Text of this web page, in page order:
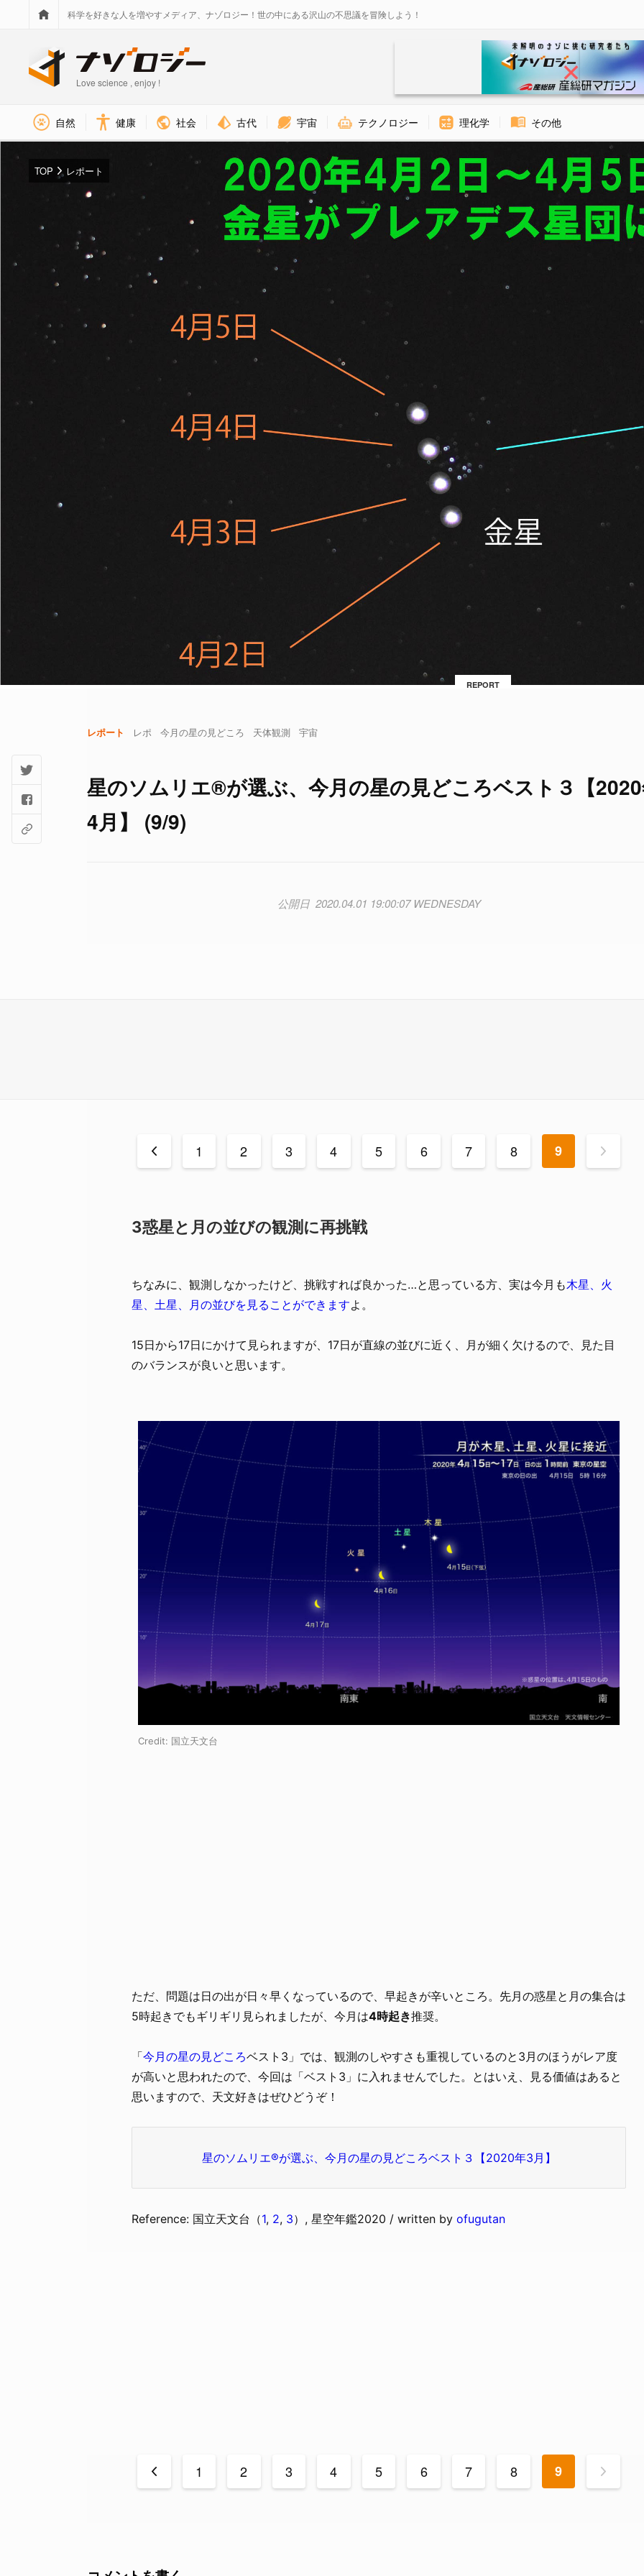
科学を好きな人を増やすメディア、ナゾロジー！世の中にある沢山の不思議を冒険しよう！
Love science , enjoy !
自然 健康 社会 古代 宇宙 テクノロジー 理化学 その他
REPORT
TOP レポート
レポート レポ 今月の星の見どころ 天体観測 宇宙
星のソムリエ®が選ぶ、今月の星の見どころベスト３【
4月】 (9/9)
2020.04.01 19:00:07 WEDNESDAY
< 1 2 3 4 5 6 7 8 9 >
3惑星と月の並びの観測に再挑戦
ちなみに、観測しなかったけど、挑戦すれば良かった…と思っている方、実は今月も木星、火
星、土星、月の並びを見ることができますよ。
15日から17日にかけて見られますが、17日が直線の並びに近く、月が細く欠けるので、見た目
のバランスが良いと思います。
Credit: 国立天文台
ただ、問題は日の出が日々早くなっているので、早起きが辛いところ。先月の惑星と月の集合は
5時起きでもギリギリ見られましたが、今月は4時起き推奨。
「今月の星の見どころベスト3」では、観測のしやすさも重視しているのと3月のほうがレア度
が高いと思われたので、今回は「ベスト3」に入れませんでした。とはいえ、見る価値はあると
思いますので、天文好きはぜひどうぞ！
星のソムリエ®が選ぶ、今月の星の見どころベスト３【2020年3月】
Reference: 国立天文台（1, 2, 3）, 星空年鑑2020 / written by ofugutan
< 1 2 3 4 5 6 7 8 9 >